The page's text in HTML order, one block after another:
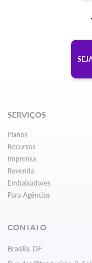
SERVIÇOS
Planos
Recursos
Imprensa
Revenda
Embaixadores
Para Agências
CONTATO
Brasília, DF